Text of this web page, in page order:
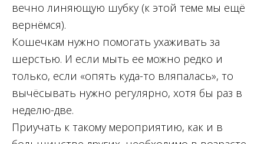
вечно линяющую шубку (к этой теме мы ещё
вернёмся).
Кошечкам нужно помогать ухаживать за
шерстью. И если мыть ее можно редко и
только, если «опять куда-то вляпалась», то
вычёсывать нужно регулярно, хотя бы раз в
неделю-две.
Приучать к такому мероприятию, как и в